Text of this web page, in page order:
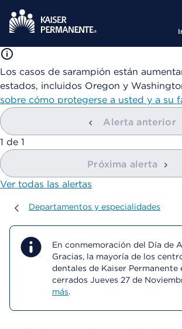
Los casos de sarampión están
estados, incluidos Oregon y
sobre cómo protegerse a usted y a su
Alerta anterior
mostrando
1 de 1
Próxima alerta
Ver todas las alertas
Departamentos y especialidades
Departamentos y especialidades
En conmemoración del Día de
Gracias, la mayoría de los
dentales de Kaiser Permanente
cerrados Jueves 27 de
más.